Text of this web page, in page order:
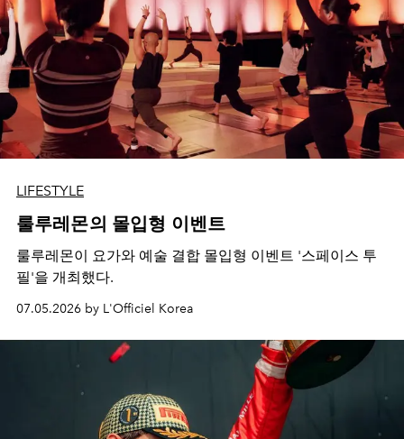
LIFESTYLE
룰루레몬의 몰입형 이벤트
룰루레몬이 요가와 예술 결합 몰입형 이벤트 '스페이스 투
필'을 개최했다.
07.05.2026 by L'Officiel Korea